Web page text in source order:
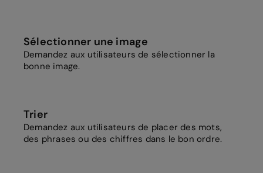
Sélectionner une image
Demandez aux utilisateurs de sélectionner la
bonne image.
Trier
Demandez aux utilisateurs de placer des mots,
des phrases ou des chiffres dans le bon ordre.